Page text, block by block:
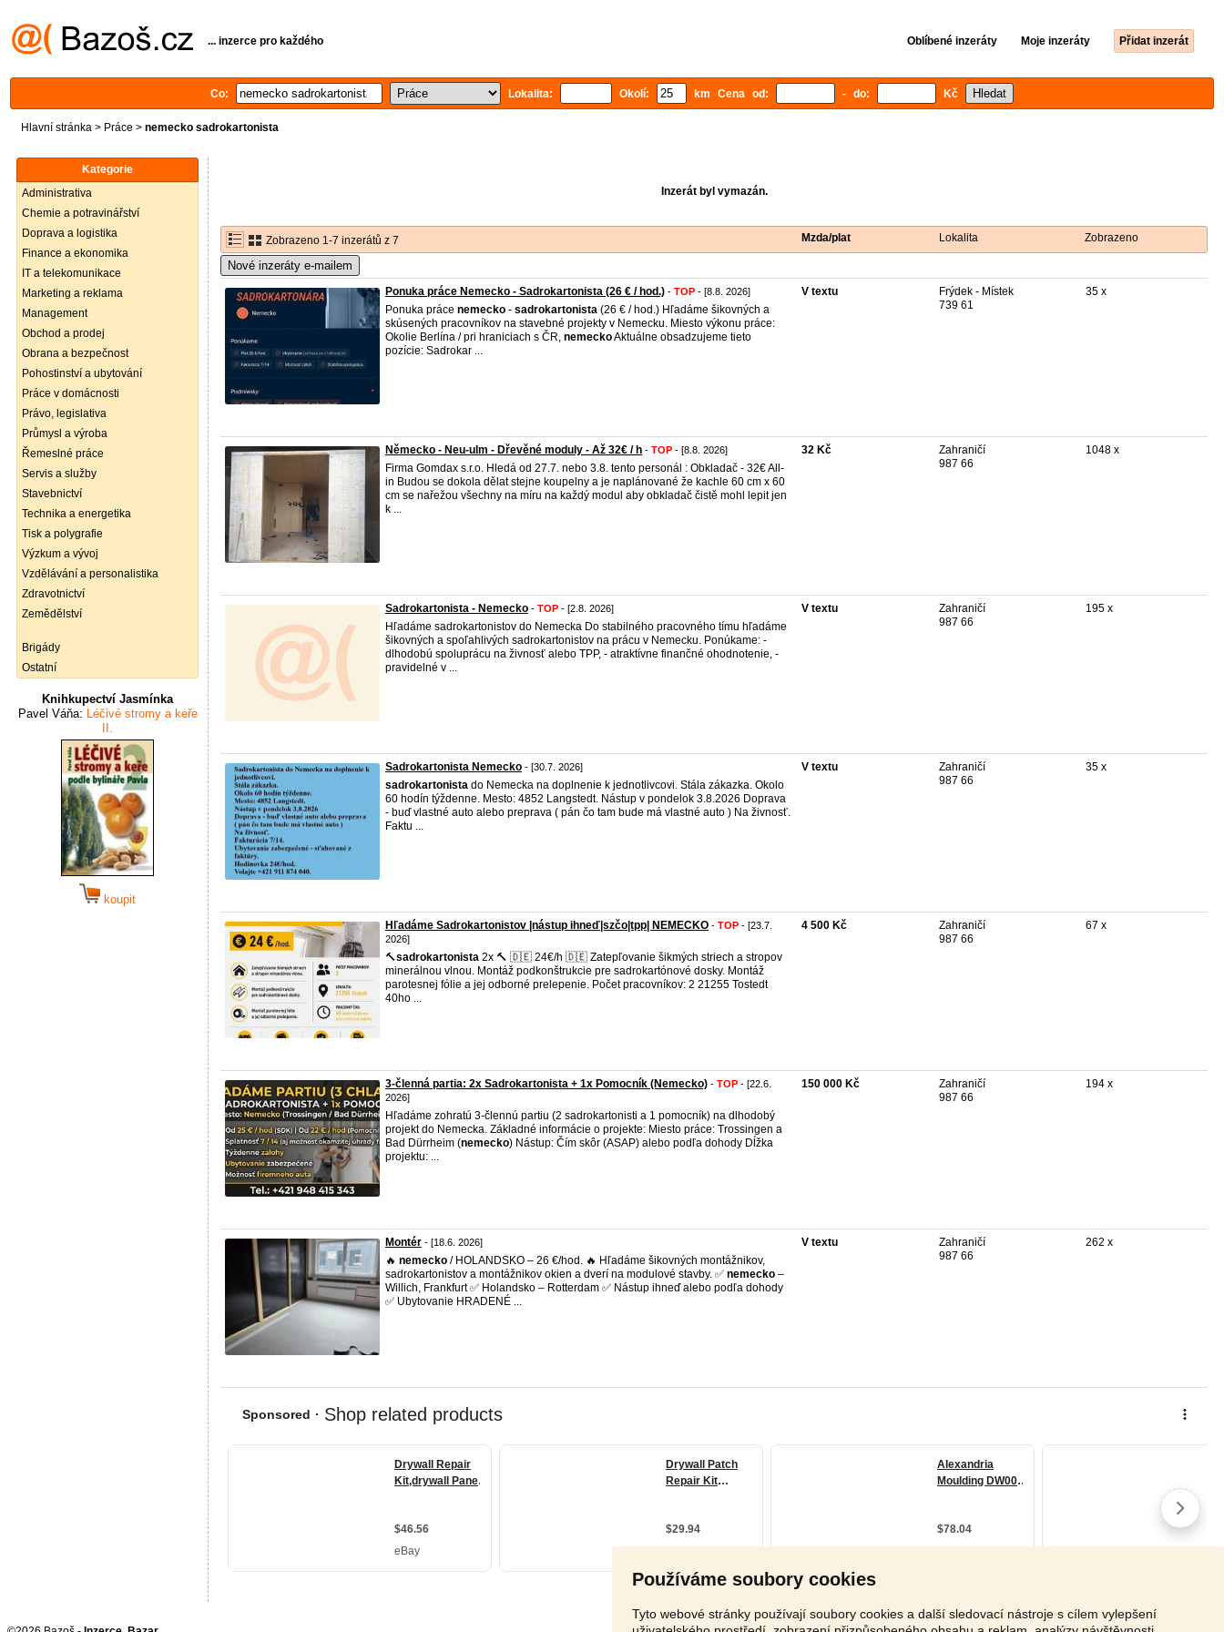
Používáme soubory cookies
Tyto webové stránky používají soubory cookies a další sledovací nástroje s cílem vylepšení
... inzerce pro každého Oblíbené inzeráty Moje inzeráty Přidat inzerát
Co: Lokalita: Okolí: km Cena od: - do: Kč
Hlavní stránka > Práce > nemecko sadrokartonista
Kategorie
Administrativa
Chemie a potravinářství
Doprava a logistika
Finance a ekonomika
IT a telekomunikace
Marketing a reklama
Management
Obchod a prodej
Obrana a bezpečnost
Pohostinství a ubytování
Práce v domácnosti
Právo, legislativa
Průmysl a výroba
Řemeslné práce
Servis a služby
Stavebnictví
Technika a energetika
Tisk a polygrafie
Výzkum a vývoj
Vzdělávání a personalistika
Zdravotnictví
Zemědělství
Brigády
Ostatní
Knihkupectví Jasmínka
Pavel Váňa: Léčivé stromy a keře
II.
koupit
Inzerát byl vymazán.
Zobrazeno 1-7 inzerátů z 7 Mzda/plat Lokalita Zobrazeno
Nové inzeráty e-mailem
Ponuka práce Nemecko - Sadrokartonista (26 € / hod.) - TOP - [8.8. 2026]
Ponuka práce nemecko - sadrokartonista (26 € / hod.) Hľadáme šikovných a
skúsených pracovníkov na stavebné projekty v Nemecku. Miesto výkonu práce:
Okolie Berlína / pri hraniciach s ČR, nemeckoAktuálne obsadzujeme tieto
pozície: Sadrokar ...
V textu
Frýdek - Místek
739 61
35 x
Německo - Neu-ulm - Dřevěné moduly - Až 32€ / h - TOP - [8.8. 2026]
Firma Gomdax s.r.o. Hledá od 27.7. nebo 3.8. tento personál : Obkladač - 32€ All-
in Budou se dokola dělat stejne koupelny a je naplánované že kachle 60 cm x 60
cm se nařežou všechny na míru na každý modul aby obkladač čistě mohl lepit jen
k ...
32 Kč
Zahraničí
987 66
1048 x
Sadrokartonista - Nemecko - TOP - [2.8. 2026]
Hľadáme sadrokartonistov do Nemecka Do stabilného pracovného tímu hľadáme
šikovných a spoľahlivých sadrokartonistov na prácu v Nemecku. Ponúkame: -
dlhodobú spoluprácu na živnosť alebo TPP, - atraktívne finančné ohodnotenie, -
pravidelné v ...
V textu
Zahraničí
987 66
195 x
Sadrokartonista Nemecko - [30.7. 2026]
sadrokartonista do Nemecka na doplnenie k jednotlivcovi. Stála zákazka. Okolo
60 hodín týždenne. Mesto: 4852 Langstedt. Nástup v pondelok 3.8.2026 Doprava
- buď vlastné auto alebo preprava ( pán čo tam bude má vlastné auto ) Na živnosť.
Faktu ...
V textu
Zahraničí
987 66
35 x
Hľadáme Sadrokartonistov |nástup ihneď|szčo|tpp| NEMECKO - TOP - [23.7.
2026]
🔨sadrokartonista 2x 🔨 🇩🇪 24€/h 🇩🇪 Zatepľovanie šikmých striech a stropov
minerálnou vlnou. Montáž podkonštrukcie pre sadrokartónové dosky. Montáž
parotesnej fólie a jej odborné prelepenie. Počet pracovníkov: 2 21255 Tostedt
40ho ...
4 500 Kč
Zahraničí
987 66
67 x
3-členná partia: 2x Sadrokartonista + 1x Pomocník (Nemecko) - TOP - [22.6.
2026]
Hľadáme zohratú 3-člennú partiu (2 sadrokartonisti a 1 pomocník) na dlhodobý
projekt do Nemecka. Základné informácie o projekte: Miesto práce: Trossingen a
Bad Dürrheim (nemecko) Nástup: Čím skôr (ASAP) alebo podľa dohody Dĺžka
projektu: ...
150 000 Kč
Zahraničí
987 66
194 x
Montér - [18.6. 2026]
🔥 nemecko / HOLANDSKO – 26 €/hod. 🔥 Hľadáme šikovných montážnikov,
sadrokartonistov a montážnikov okien a dverí na modulové stavby. ✅ nemecko –
Willich, Frankfurt ✅ Holandsko – Rotterdam ✅ Nástup ihneď alebo podľa dohody
✅ Ubytovanie HRADENÉ ...
V textu
Zahraničí
987 66
262 x